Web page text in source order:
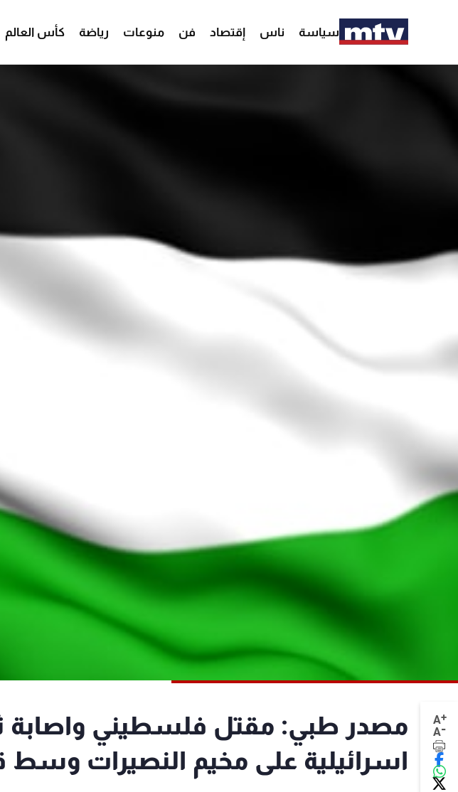
سياسة ناس إقتصاد فن منوعات رياضة كأس العالم
A+
A-
مصدر طبي: مقتل فلسطيني واصابة
اسرائيلية على مخيم النصيرات وسط